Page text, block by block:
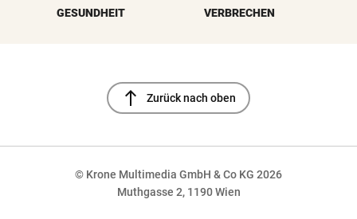
GESUNDHEIT VERBRECHEN
north Zurück nach oben
© Krone Multimedia GmbH & Co KG 2026
Muthgasse 2, 1190 Wien